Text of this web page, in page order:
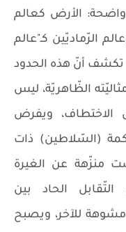
واضحة: الأرض كعالم
الرّماديّين كـ"عالم
تكشف أنّ هذه الحدود
الظّاهريّة، ليس
الاختطاف، ويفرض
(السّلاطين) ذات
منزّهة عن الغيرة
الحاد بين
للآخر، ويصبح